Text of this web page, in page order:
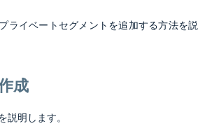
ライベートセグメントを追加する方法を説
成
説明します。